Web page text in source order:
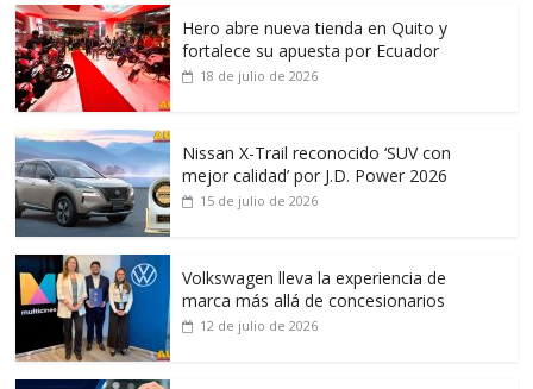
Hero abre nueva tienda en Quito y
fortalece su apuesta por Ecuador
18 de julio de 2026
Nissan X-Trail reconocido ‘SUV con
mejor calidad’ por J.D. Power 2026
15 de julio de 2026
Volkswagen lleva la experiencia de
marca más allá de concesionarios
12 de julio de 2026